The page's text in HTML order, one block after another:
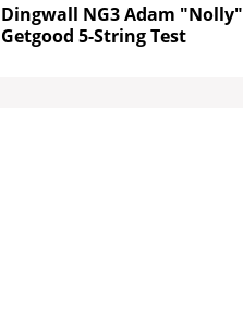
Dingwall NG3 Adam "Nolly"
Getgood 5-String Test